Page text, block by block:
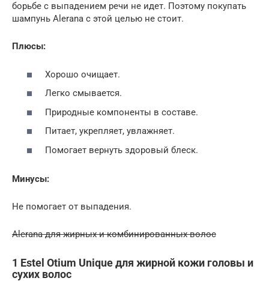
борьбе с выпадением речи не идет. Поэтому покупать
шампунь Alerana с этой целью не стоит.
Плюсы:
Хорошо очищает.
Легко смывается.
Природные компоненты в составе.
Питает, укрепляет, увлажняет.
Помогает вернуть здоровый блеск.
Минусы:
Не помогает от выпадения.
Alerana для жирных и комбинированных волос
1 Estel Otium Unique для жирной кожи головы и
сухих волос